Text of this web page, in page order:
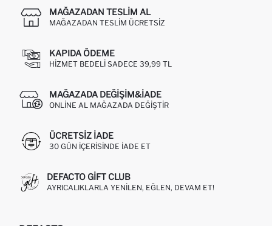
MAĞAZADAN TESLIM AL
MAĞAZADAN TESLIM ÜCRETSIZ
KAPIDA ÖDEME
HIZMET BEDELI SADECE 39,99 TL
MAĞAZADA DEĞIŞIM&İADE
ONLINE AL MAĞAZADA DEĞIŞTIR
ÜCRETSIZ IADE
30 GÜN IÇERISINDE IADE ET
DEFACTO GIFT CLUB
AYRICALIKLARLA YENILEN, EĞLEN, DEVAM ET!